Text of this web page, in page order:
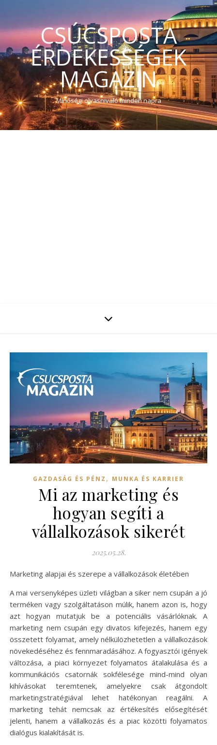
CSÚCSPOSTA
ÉRDEKESSÉGEK
MAGAZIN
Minőségi olvasnivaló minden napra
GAZDASÁG ÉS PÉNZ , MUNKA ÉS KARRIER
Mi az marketing és
hogyan segíti a
vállalkozások sikerét
2025.05.28.
Marketing alapjai és szerepe a vállalkozások életében
A mai versenyképes üzleti világban a siker nem csupán a jó
terméken vagy szolgáltatáson múlik, hanem azon is, hogy
azt hogyan mutatjuk be a potenciális vásárlóknak. A
marketing nem csupán egy divatos kifejezés, hanem egy
összetett folyamat, amely nélkülözhetetlen a vállalkozások
növekedéséhez és fennmaradásához. A fogyasztói igények
változása, a piaci környezet folyamatos átalakulása és a
kommunikációs csatornák sokfélesége mind-mind olyan
kihívásokat teremtenek, amelyekre csak átgondolt
marketingstratégiával lehet hatékonyan reagálni. A
marketing tehát nemcsak az értékesítés elősegítését
jelenti, hanem a vállalkozás és a piac közötti folyamatos
dialógus kialakítását is.